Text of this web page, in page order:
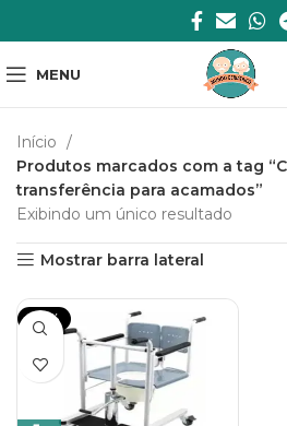
MENU
Início
Produtos marcados com a tag
transferência para acamados”
Exibindo um único resultado
Mostrar barra lateral
-20%